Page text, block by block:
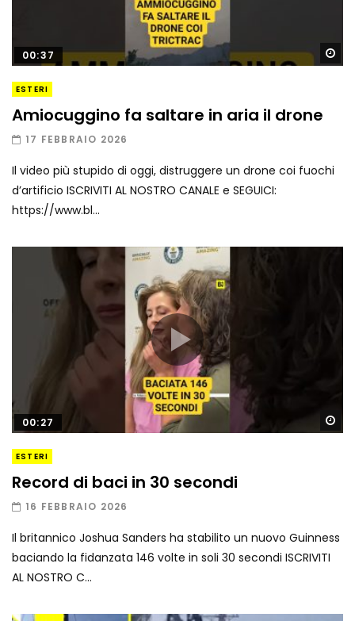
00:37
ESTERI
Amiocuggino fa saltare in aria il drone
17 FEBBRAIO 2026
Il video più stupido di oggi, distruggere un drone coi fuochi
d’artificio ISCRIVITI AL NOSTRO CANALE e SEGUICI:
https://www.bl...
00:27
ESTERI
Record di baci in 30 secondi
16 FEBBRAIO 2026
Il britannico Joshua Sanders ha stabilito un nuovo Guinness
baciando la fidanzata 146 volte in soli 30 secondi ISCRIVITI
AL NOSTRO C...